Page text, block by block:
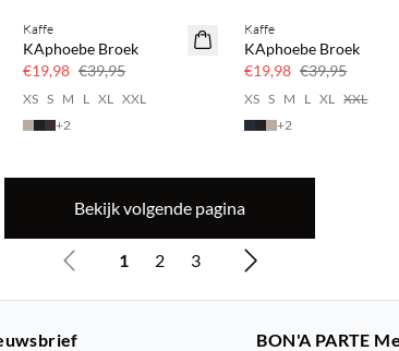
SAVE20
50% korting
Kaffe
KAphoebe Broek
€19,98 €39,95
XS S M L XL XXL
+2
SAVE20
50% korting
Kaffe
KAphoebe Broek
€19,98 €39,95
XS S M L XL XXL
+2
Bekijk volgende pagina
1 2 3
BON'A PARTE